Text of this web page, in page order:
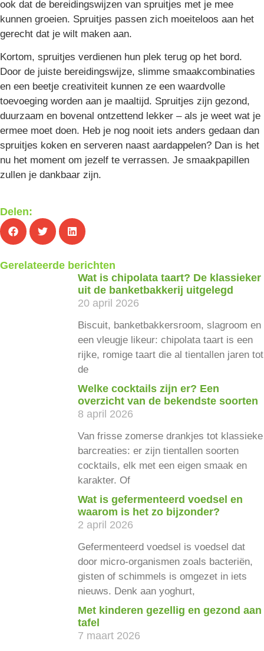
ook dat de bereidingswijzen van spruitjes met je mee
kunnen groeien. Spruitjes passen zich moeiteloos aan het
gerecht dat je wilt maken aan.
Kortom, spruitjes verdienen hun plek terug op het bord.
Door de juiste bereidingswijze, slimme smaakcombinaties
en een beetje creativiteit kunnen ze een waardvolle
toevoeging worden aan je maaltijd. Spruitjes zijn gezond,
duurzaam en bovenal ontzettend lekker – als je weet wat je
ermee moet doen. Heb je nog nooit iets anders gedaan dan
spruitjes koken en serveren naast aardappelen? Dan is het
nu het moment om jezelf te verrassen. Je smaakpapillen
zullen je dankbaar zijn.
Delen:
Gerelateerde berichten
Wat is chipolata taart? De klassieker
uit de banketbakkerij uitgelegd
20 april 2026
Biscuit, banketbakkersroom, slagroom en
een vleugje likeur: chipolata taart is een
rijke, romige taart die al tientallen jaren tot
de
Welke cocktails zijn er? Een
overzicht van de bekendste soorten
8 april 2026
Van frisse zomerse drankjes tot klassieke
barcreaties: er zijn tientallen soorten
cocktails, elk met een eigen smaak en
karakter. Of
Wat is gefermenteerd voedsel en
waarom is het zo bijzonder?
2 april 2026
Gefermenteerd voedsel is voedsel dat
door micro-organismen zoals bacteriën,
gisten of schimmels is omgezet in iets
nieuws. Denk aan yoghurt,
Met kinderen gezellig en gezond aan
tafel
7 maart 2026